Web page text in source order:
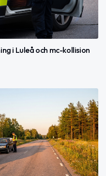
i Luleå och mc-kollision